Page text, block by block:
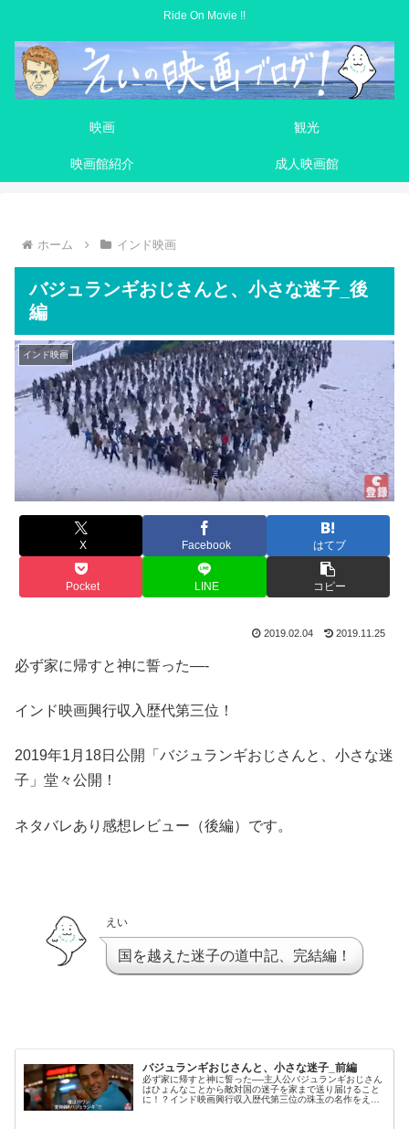
Ride On Movie !!
映画 観光
映画館紹介 成人映画館
ホーム インド映画
バジュランギおじさんと、小さな迷子_後
編
インド映画
X Facebook はてブ
Pocket LINE コピー
2019.02.04 2019.11.25
必ず家に帰すと神に誓った—-
インド映画興行収入歴代第三位！
2019年1月18日公開「バジュランギおじさんと、小さな迷
子」堂々公開！
ネタバレあり感想レビュー（後編）です。
えい
国を越えた迷子の道中記、完結編！
バジュランギおじさんと、小さな迷子_前編
必ず家に帰すと神に誓った—-主人公バジュランギおじさん
はひょんなことから敵対国の迷子を家まで送り届けること
に！？インド映画興行収入歴代第三位の珠玉の名作をえい